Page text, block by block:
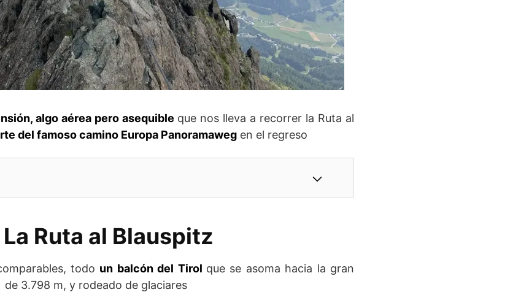
algo aérea pero asequible que nos lleva a recorrer la Ruta al
del famoso camino Europa Panoramaweg en el regreso
La Ruta al Blauspitz
todo un balcón del Tirol que se asoma hacia la gran
de 3.798 m, y rodeado de glaciares